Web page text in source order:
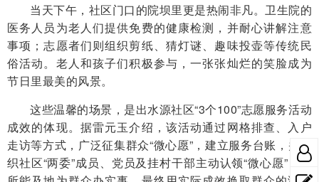
当天下午，社区门口的院坝里更是热闹非凡。卫生院的
医务人员为老人们提供免费的健康检测，并耐心讲解注意
事项；志愿者们则组织剪纸、猜灯谜、趣味投壶等传统民
俗活动。老人和孩子们积极参与，一张张灿烂的笑脸成为
节日里最美的风景。
这些温馨的场景，是出水源社区“3个100”志愿服务活动
成效的体现。据雷元玉介绍，该活动通过网格排查、入户
走访等方式，广泛征集群众“微心愿”，建立服务台账，并组
织社区“两委”成员、党员及挂村干部主动认领“微心愿”，力